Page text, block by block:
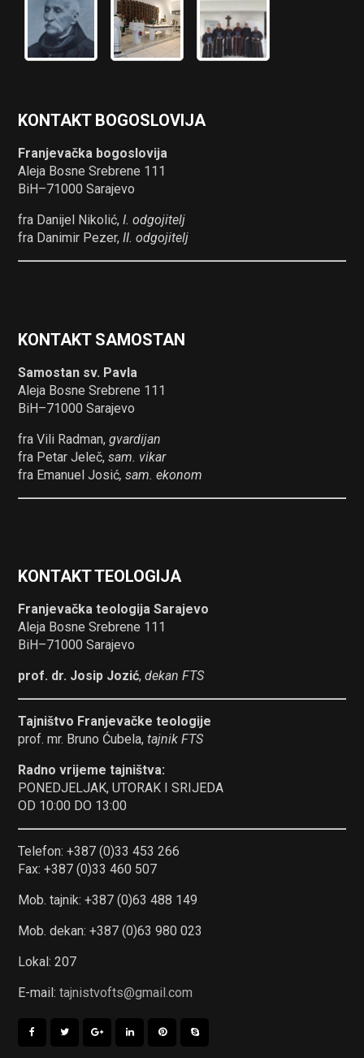
KONTAKT BOGOSLOVIJA
Franjevačka bogoslovija
Aleja Bosne Srebrene 111
BiH–71000 Sarajevo
fra Danijel Nikolić,I. odgojitelj
fra Danimir Pezer,II. odgojitelj
KONTAKT SAMOSTAN
Samostan sv. Pavla
Aleja Bosne Srebrene 111
BiH–71000 Sarajevo
fra Vili Radman,gvardijan
fra Petar Jeleč,sam. vikar
fra Emanuel Josić, sam. ekonom
KONTAKT TEOLOGIJA
Franjevačka teologija Sarajevo
Aleja Bosne Srebrene 111
BiH–71000 Sarajevo
prof. dr. Josip Jozić,dekan FTS
Tajništvo Franjevačke teologije
prof. mr. Bruno Ćubela,tajnik FTS
Radno vrijeme tajništva:
PONEDJELJAK, UTORAK I SRIJEDA
OD 10:00 DO 13:00
Telefon: +387 (0)33 453 266
Fax: +387 (0)33 460 507
Mob. tajnik: +387 (0)63 488 149
Mob. dekan: +387 (0)63 980 023
Lokal: 207
E-mail:tajnistvofts@gmail.com